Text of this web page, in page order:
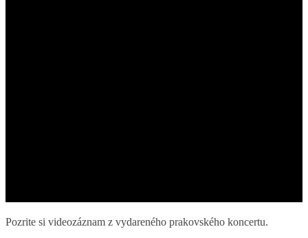
Pozrite si videozáznam z vydareného prakovského koncertu.